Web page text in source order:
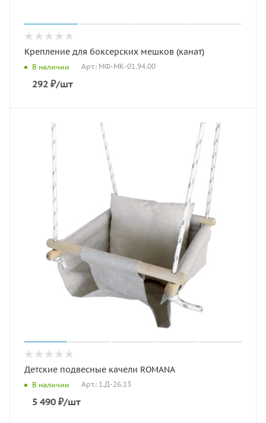
Крепление для боксерских мешков (канат)
В наличии Арт.: МФ-МК-01.94.00
292 ₽/шт
Детские подвесные качели ROMANA
В наличии Арт.: 1.Д-26.13
5 490 ₽/шт